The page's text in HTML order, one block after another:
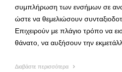
συμπλήρωση των ενσήμων σε
ώστε να θεμελιώσουν
Επιχειρούν με πλάγιο τρόπο να
θάνατο, να αυξήσουν την
Διαβάστε περισσότερα